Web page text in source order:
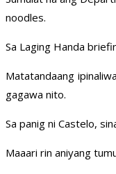
noodles.
Sa Laging Handa
Matatandaang
gagawa nito.
Sa panig ni Castelo,
Maaari rin aniyang